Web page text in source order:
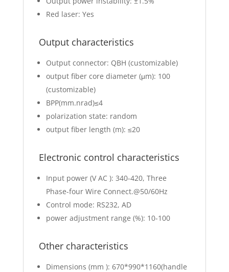
Red laser: Yes
Output characteristics
Output connector: QBH (customizable)
output fiber core diameter (μm): 100
(customizable)
BPP(mm.nrad)≤4
polarization state: random
output fiber length (m): ≤20
Electronic control characteristics
Input power (V AC ): 340-420, Three
Phase-four Wire Connect.@50/60Hz
Control mode: RS232, AD
power adjustment range (%): 10-100
Other characteristics
Dimensions (mm ): 670*990*1160(handle